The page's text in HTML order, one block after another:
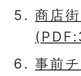
商店
事前